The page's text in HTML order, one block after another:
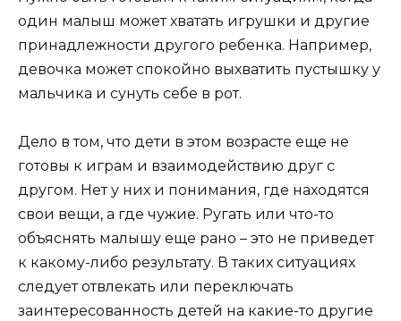
один малыш может хватать игрушки и другие
принадлежности другого ребенка. Например,
девочка может спокойно выхватить пустышку у
мальчика и сунуть себе в рот.
Дело в том, что дети в этом возрасте еще не
готовы к играм и взаимодействию друг с
другом. Нет у них и понимания, где находятся
свои вещи, а где чужие. Ругать или что-то
объяснять малышу еще рано – это не приведет
к какому-либо результату. В таких ситуациях
следует отвлекать или переключать
заинтересованность детей на какие-то другие